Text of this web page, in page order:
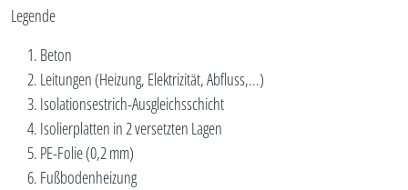
Legende
Beton
Leitungen (Heizung, Elektrizität, Abfluss,...)
Isolationsestrich-Ausgleichsschicht
Isolierplatten in 2 versetzten Lagen
PE-Folie (0,2 mm)
Fußbodenheizung